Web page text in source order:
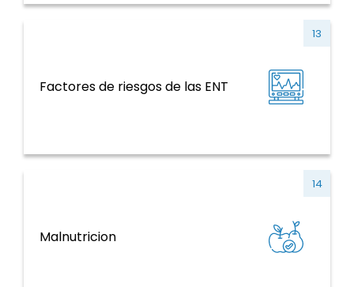
Factores de riesgos de las ENT
13
ENT y factores de riesgo, salud mental,
violencia y traumatismo
Malnutricion
14
ENT y factores de riesgo, salud mental,
violencia y traumatismo